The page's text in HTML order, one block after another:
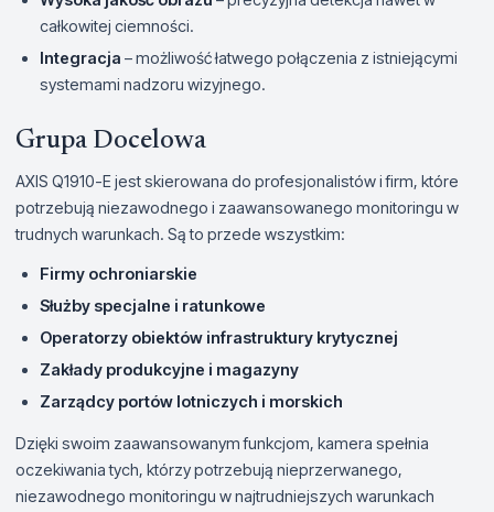
całkowitej ciemności.
Integracja – możliwość łatwego połączenia z istniejącymi
systemami nadzoru wizyjnego.
Grupa Docelowa
AXIS Q1910-E jest skierowana do profesjonalistów i firm, które
potrzebują niezawodnego i zaawansowanego monitoringu w
trudnych warunkach. Są to przede wszystkim:
Firmy ochroniarskie
Służby specjalne i ratunkowe
Operatorzy obiektów infrastruktury krytycznej
Zakłady produkcyjne i magazyny
Zarządcy portów lotniczych i morskich
Dzięki swoim zaawansowanym funkcjom, kamera spełnia
oczekiwania tych, którzy potrzebują nieprzerwanego,
niezawodnego monitoringu w najtrudniejszych warunkach